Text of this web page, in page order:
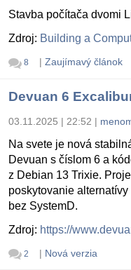
Stavba počítača dvomi
Zdroj: Building a
8 | Zaujímavý článok
Devuan 6
03.11.2025 | 22:52 |
Na svete je nová
Devuan s číslom 6 a
z Debian 13 Trixie.
poskytovanie
bez SystemD.
Zdroj: https://
2 | Nová verzia